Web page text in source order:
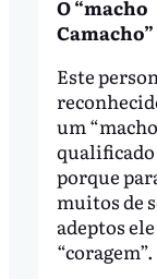
O “macho
Camacho”
Este
um
qualificado
porque
muitos de
adeptos
“coragem”.